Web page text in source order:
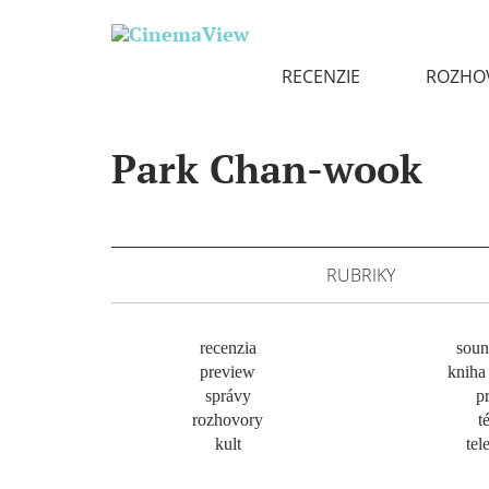
RECENZIE
Park Chan-wook
RUBRIKY
recenzia
preview
správy
rozhovory
kult